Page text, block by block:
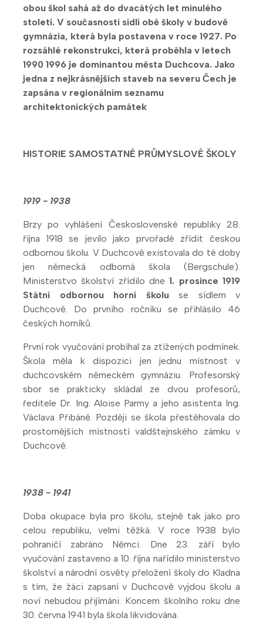
obou škol sahá až do dvacátých let minulého
století. V současnosti sídlí obě školy v budově
gymnázia, která byla postavena v roce 1927. Po
rozsáhlé rekonstrukci, která proběhla v letech
1990 1996 je dominantou města Duchcova. Jako
jedna z nejkrásnějších staveb na severu Čech je
zapsána v regionálním seznamu
architektonických památek
HISTORIE SAMOSTATNÉ PRŮMYSLOVÉ ŠKOLY
1919 - 1938
Brzy po vyhlášení Československé republiky 28.
října 1918 se jevilo jako prvořadé zřídit českou
odbornou školu. V Duchcově existovala do té doby
jen německá odborná škola (Bergschule).
Ministerstvo školství zřídilo dne1. prosince 1919
Státní odbornou horní školuse sídlem v
Duchcově. Do prvního ročníku se přihlásilo 46
českých horníků.
První rok vyučování probíhal za ztížených podmínek.
Škola měla k dispozici jen jednu místnost v
duchcovském německém gymnáziu. Profesorský
sbor se prakticky skládal ze dvou profesorů,
ředitele Dr. Ing. Aloise Parmy a jeho asistenta Ing.
Václava Přibáně. Později se škola přestěhovala do
prostornějších místností valdštejnského zámku v
Duchcově.
1938 - 1941
Doba okupace byla pro školu, stejně tak jako pro
celou republiku, velmi těžká. V roce 1938 bylo
pohraničí zabráno Němci. Dne 23. září bylo
vyučování zastaveno a 10. října nařídilo ministerstvo
školství a národní osvěty přeložení školy do Kladna
s tím, že žáci zapsaní v Duchcově vyjdou školu a
noví nebudou přijímáni. Koncem školního roku dne
30. června 1941 byla škola likvidována.